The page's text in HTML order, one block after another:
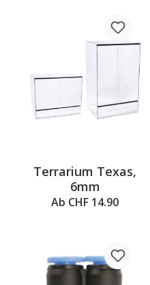
Terraristikshop praktische
Terrarienzubehör, das sich
grösster Beliebtheit erfreut
ansprechenden Preis-
Produkten.
Terrarium Texas,
6mm
Ab CHF 14.90